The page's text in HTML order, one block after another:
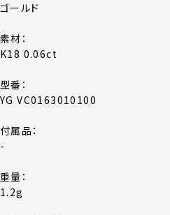
ゴールド
素材：
K18 0.06ct
型番：
YG VC0163010100
付属品：
-
重量：
1.2g